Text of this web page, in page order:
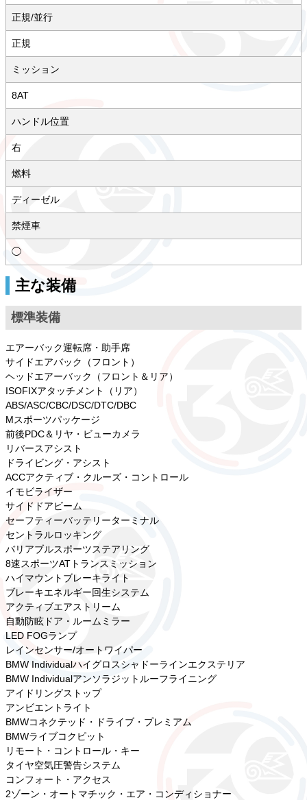
正規/並行
正規
ミッション
8AT
ハンドル位置
右
燃料
ディーゼル
禁煙車
◯
主な装備
標準装備
エアーバック運転席・助手席
サイドエアバック（フロント）
ヘッドエアーバック（フロント＆リア）
ISOFIXアタッチメント（リア）
ABS/ASC/CBC/DSC/DTC/DBC
Mスポーツパッケージ
前後PDC＆リヤ・ビューカメラ
リバースアシスト
ドライビング・アシスト
ACCアクティブ・クルーズ・コントロール
イモビライザー
サイドドアビーム
セーフティーバッテリーターミナル
セントラルロッキング
バリアブルスポーツステアリング
8速スポーツATトランスミッション
ハイマウントブレーキライト
ブレーキエネルギー回生システム
アクティブエアストリーム
自動防眩ドア・ルームミラー
LED FOGランプ
レインセンサー/オートワイパー
BMW Individualハイグロスシャドーラインエクステリア
BMW Individualアンソラジットルーフライニング
アイドリングストップ
アンビエントライト
BMWコネクテッド・ドライブ・プレミアム
BMWライブコクピット
リモート・コントロール・キー
タイヤ空気圧警告システム
コンフォート・アクセス
2ゾーン・オートマチック・エア・コンディショナー